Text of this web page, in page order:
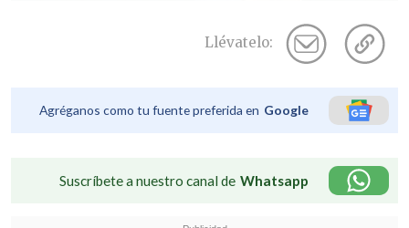
Llévatelo:
Agréganos como tu fuente preferida en Google
Suscríbete a nuestro canal de Whatsapp